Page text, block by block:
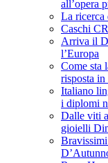
all’opera
La ricerca
Caschi
Arriva il
l’Europa
Come sta
risposta
Italiano
i diplomi
Dalle viti
gioielli